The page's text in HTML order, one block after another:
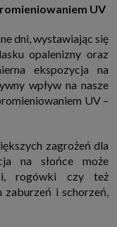
uzasadnionych
Ci nasi Zaufani
pokazać interesujące
reklamodawcy i
Twoich
Ciebie stronami
nie musisz jej
usług. Masz również
zgody w dowolnym
podstawy do ich
do momentu jej
strony ograniczających
umowy, przez
roszczeń z niej
a w przypadku, gdy
administratora,
UV
dni, wystawiając się
opalenizny oraz
ekspozycja na
wpływ na nasze
UV –
zagrożeń dla
na słońce może
rogówki czy też
i schorzeń,